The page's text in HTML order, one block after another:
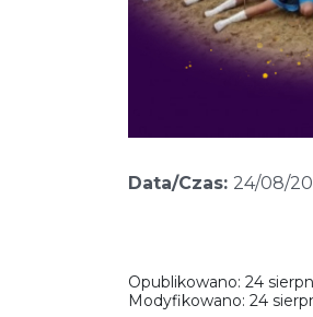
Data/Czas: 24/08/
Opublikowano: 24
Modyfikowano: 24